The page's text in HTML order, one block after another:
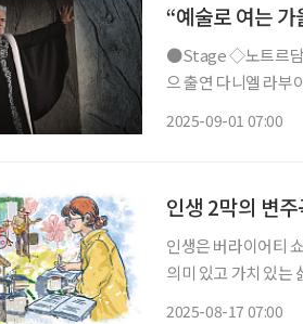
“예술로 여는
●Stage ◇노트르담 드 파리 일정 9월 3일 ~ 9월 27일 장소 세종문화회관 대극장 연출 질 마
으 출연 다니엘 라부아, 로베르 마리앙, 솔랄, 안젤로 델 베키오, 조제 뒤푸르 등 뮤지컬 ‘노트
2025-09-01 07:00
인생 2막의 변주
인생은 버라이어티
의미 있고 가치 있는
2025-08-17 07:00